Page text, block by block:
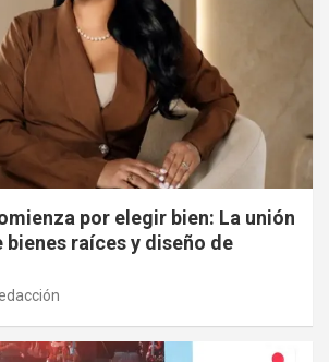
por elegir bien: La unión
raíces y diseño de